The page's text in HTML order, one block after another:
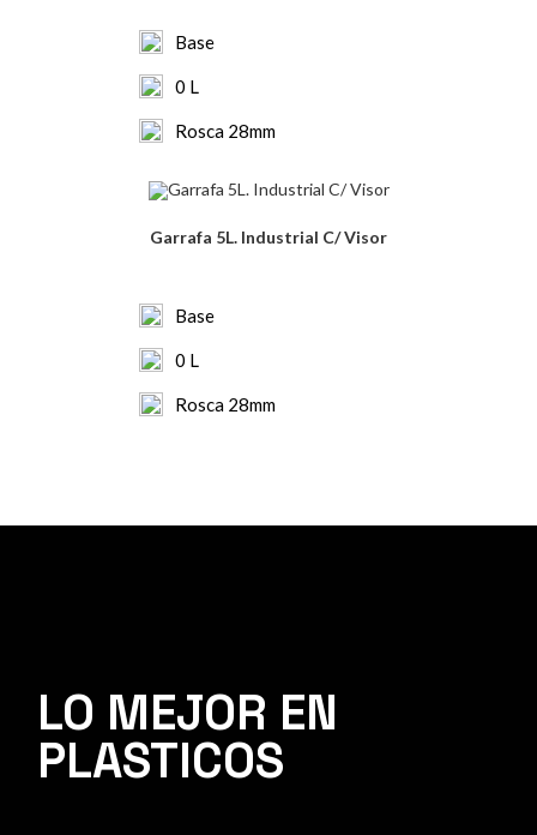
Base
0 L
Rosca 28mm
Garrafa 5L. Industrial C/ Visor
Base
0 L
Rosca 28mm
LO MEJOR EN
PLASTICOS